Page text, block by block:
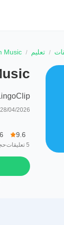
تعليم Music
28/04/2026
9.6
5 تعليقات